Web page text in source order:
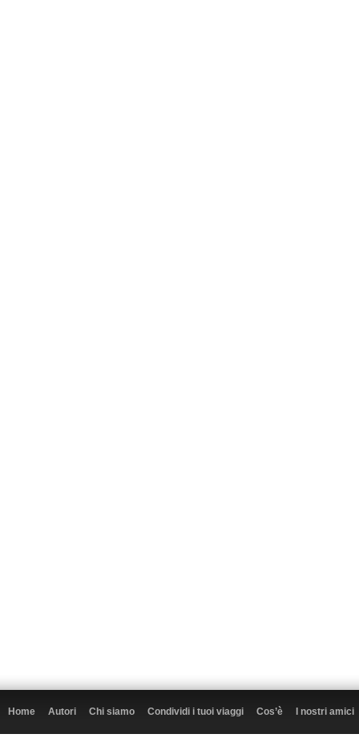
Home Autori Chi siamo Condividi i tuoi viaggi Cos’è I nostri amici